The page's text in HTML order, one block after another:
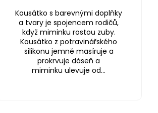
Kousátko s barevnými doplňky
a tvary je spojencem rodičů,
když miminku rostou zuby.
Kousátko z potravinářského
silikonu jemně masíruje a
prokrvuje dáseň a
miminku ulevuje od...